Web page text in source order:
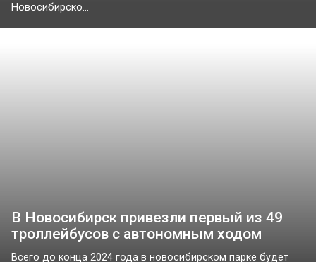
Новосибирско...
В Новосибирск привезли первый из 49
троллейбусов с автономным ходом
Всего до конца 2024 года в новосибирском парке будет